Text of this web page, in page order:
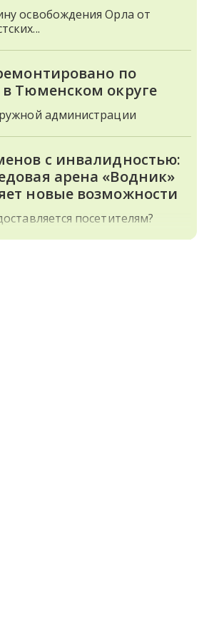
освобождения Орла от
по
в Тюменском округе
администрации
с инвалидностью:
арена «Водник»
новые возможности
посетителям?